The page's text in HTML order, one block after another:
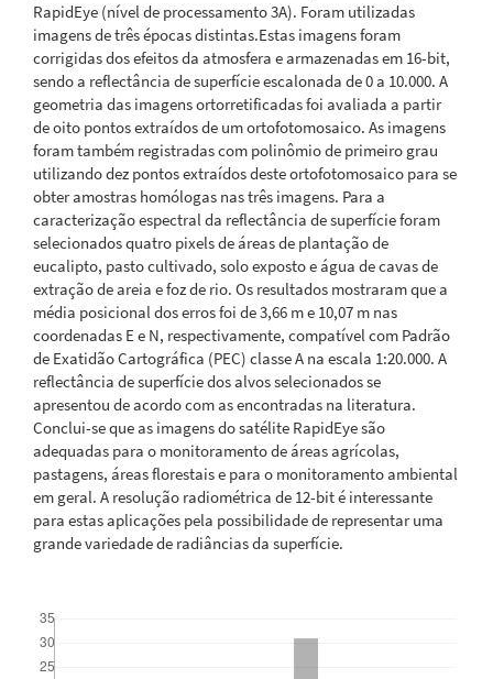
RapidEye (nível de processamento 3A). Foram utilizadas
imagens de três épocas distintas.Estas imagens foram
corrigidas dos efeitos da atmosfera e armazenadas em 16-bit,
sendo a reflectância de superfície escalonada de 0 a 10.000. A
geometria das imagens ortorretificadas foi avaliada a partir
de oito pontos extraídos de um ortofotomosaico. As imagens
foram também registradas com polinômio de primeiro grau
utilizando dez pontos extraídos deste ortofotomosaico para se
obter amostras homólogas nas três imagens. Para a
caracterização espectral da reflectância de superfície foram
selecionados quatro pixels de áreas de plantação de
eucalipto, pasto cultivado, solo exposto e água de cavas de
extração de areia e foz de rio. Os resultados mostraram que a
média posicional dos erros foi de 3,66 m e 10,07 m nas
coordenadas E e N, respectivamente, compatível com Padrão
de Exatidão Cartográfica (PEC) classe A na escala 1:20.000. A
reflectância de superfície dos alvos selecionados se
apresentou de acordo com as encontradas na literatura.
Conclui-se que as imagens do satélite RapidEye são
adequadas para o monitoramento de áreas agrícolas,
pastagens, áreas florestais e para o monitoramento ambiental
em geral. A resolução radiométrica de 12-bit é interessante
para estas aplicações pela possibilidade de representar uma
grande variedade de radiâncias da superfície.